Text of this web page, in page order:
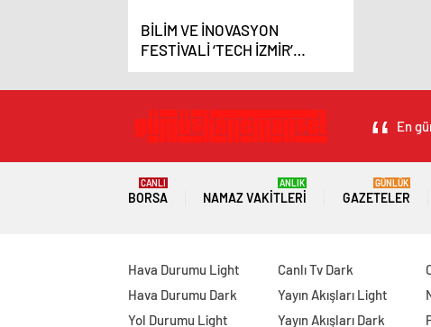
BİLİM VE İNOVASYON
FESTİVALİ ‘TECH İZMİR’
BAŞLADI
En
BORSA
CANLI
NAMAZ VAKITLERI
ANLIK
GAZETELER
GÜNLÜK
Hava Durumu Light
Hava Durumu Dark
Yol Durumu Light
Canlı Tv Dark
Yayın Akışları Light
Yayın Akışları Dark